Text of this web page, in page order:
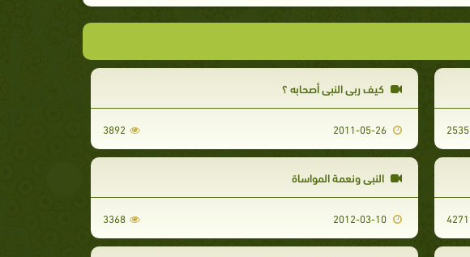
2535
كيف ربى النبي أصحابه ؟
2011-05-26
3892
4271
النبي ونعمة المواساة
2012-03-10
3368